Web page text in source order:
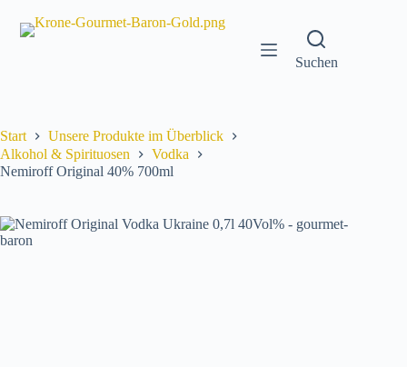
Inhalt
springen
Suchen
Start
Unsere Produkte im Überblick
Alkohol & Spirituosen
Vodka
Nemiroff Original 40% 700ml